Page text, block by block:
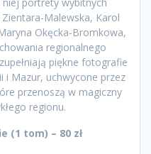
portrety wybitnych
Malewska, Karol
Okęcka-Bromkowa,
regionalnego
piękne fotografie
i Mazur, uchwycone przez
przenoszą w magiczny
regionu.
(1 tom) – 80 zł